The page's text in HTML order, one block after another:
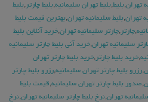
تهران,بلیط,بلیط تهران سلیمانیه,بلیط چارتر ,بلیط
تهران,بلیط سلیمانیه تهران,بهترین قیمت بلیط
,چارتر ,چارتر سلیمانیه تهران,خرید آنلاین بلیط
سلیمانیه تهران,خرید آنی بلیط چارتر سلیمانیه
,خرید بلیط چارتر ,خرید بلیط چارتر تهران
,رزرو بلیط چارتر تهران سلیمانیه,رزرو بلیط چارتر
,صدور بلیط چارتر تهران سلیمانیه,قیمت بلیط
تهران,نرخ بلیط چارتر سلیمانیه تهران,نرخ